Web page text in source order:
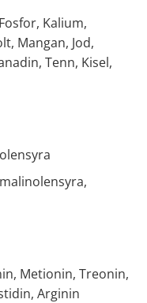
Kalium,
Mangan, Jod,
Tenn, Kisel,
Metionin, Treonin,
Arginin